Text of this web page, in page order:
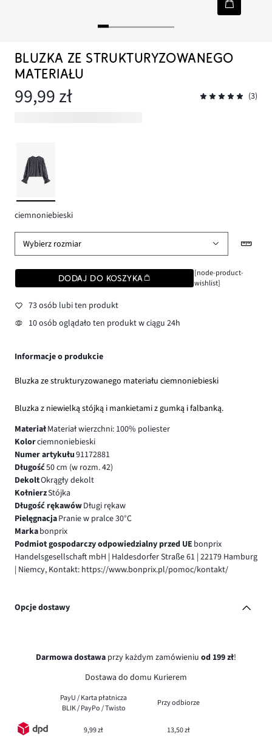
BLUZKA ZE STRUKTURYZOWANEGO
MATERIAŁU
99,99 zł (3)
ciemnoniebieski
Wybierz rozmiar
DODAJ DO KOSZYKA
[node-product-
wishlist]
73 osób lubi ten produkt
10 osób oglądało ten produkt w ciągu 24h
Informacje o produkcie
Bluzka ze strukturyzowanego materiału ciemnoniebieski
Bluzka z niewielką stójką i mankietami z gumką i falbanką.
MateriałMateriał wierzchni: 100% poliester
Kolorciemnoniebieski
Numer artykułu91172881
Długość50 cm (w rozm. 42)
DekoltOkrągły dekolt
KołnierzStójka
Długość rękawówDługi rękaw
PielęgnacjaPranie w pralce 30°C
Markabonprix
Podmiot gospodarczy odpowiedzialny przed UE bonprix
Handelsgesellschaft mbH | Haldesdorfer Straße 61 | 22179 Hamburg
| Niemcy, Kontakt: https://www.bonprix.pl/pomoc/kontakt/
Opcje dostawy
Darmowa dostawa przy każdym zamówieniu od 199 zł!
Dostawa do domu Kurierem
PayU / Karta płatnicza
BLIK / PayPo / Twisto
Przy odbiorze
9,99 zł 13,50 zł